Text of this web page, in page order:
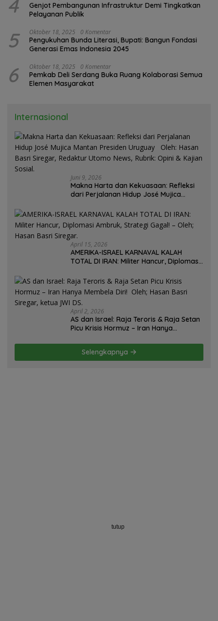
4
Genjot Pembangunan Infrastruktur Demi Tingkatkan
Pelayanan Publik
5 Oktober 18, 2025 0 Komentar
Pengukuhan Bunda Literasi, Bupati: Bangun Fondasi
Generasi Emas Indonesia 2045
6 Oktober 18, 2025 0 Komentar
Pemkab Deli Serdang Buka Ruang Kolaborasi Semua
Elemen Masyarakat
Internasional
Juni 9, 2026
Makna Harta dan Kekuasaan: Refleksi
dari Perjalanan Hidup José Mujica
Basri Siregar, Redaktur Utomo News,
Rubrik: Opini & Kajian Sosial.
April 15, 2026
AMERIKA-ISRAEL KARNAVAL KALAH
TOTAL DI IRAN: Militer Hancur, Diplomasi
Basri Siregar.
April 2, 2026
AS dan Israel: Raja Teroris & Raja Setan
Picu Krisis Hormuz – Iran Hanya
ketua JWI DS.
Selengkapnya
tutup